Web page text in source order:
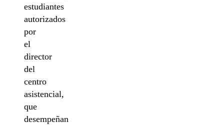
estudiantes
autorizados
por
el
director
del
centro
asistencial,
que
desempeñan